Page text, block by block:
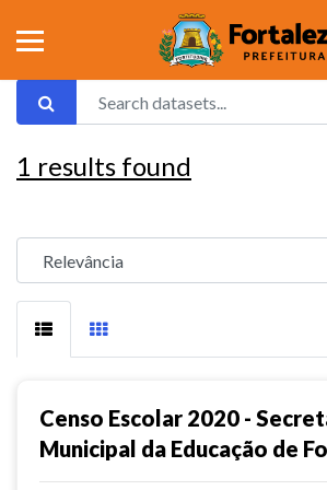
1 results found
Censo Escolar 2020 -
Municipal da Educação de